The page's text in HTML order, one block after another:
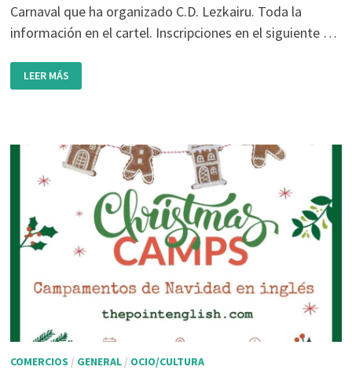
Carnaval que ha organizado C.D. Lezkairu. Toda la
información en el cartel. Inscripciones en el siguiente …
CAMPUS
DE
CARNAVAL
LEER MÁS
COMERCIOS / GENERAL/ OCIO/CULTURA